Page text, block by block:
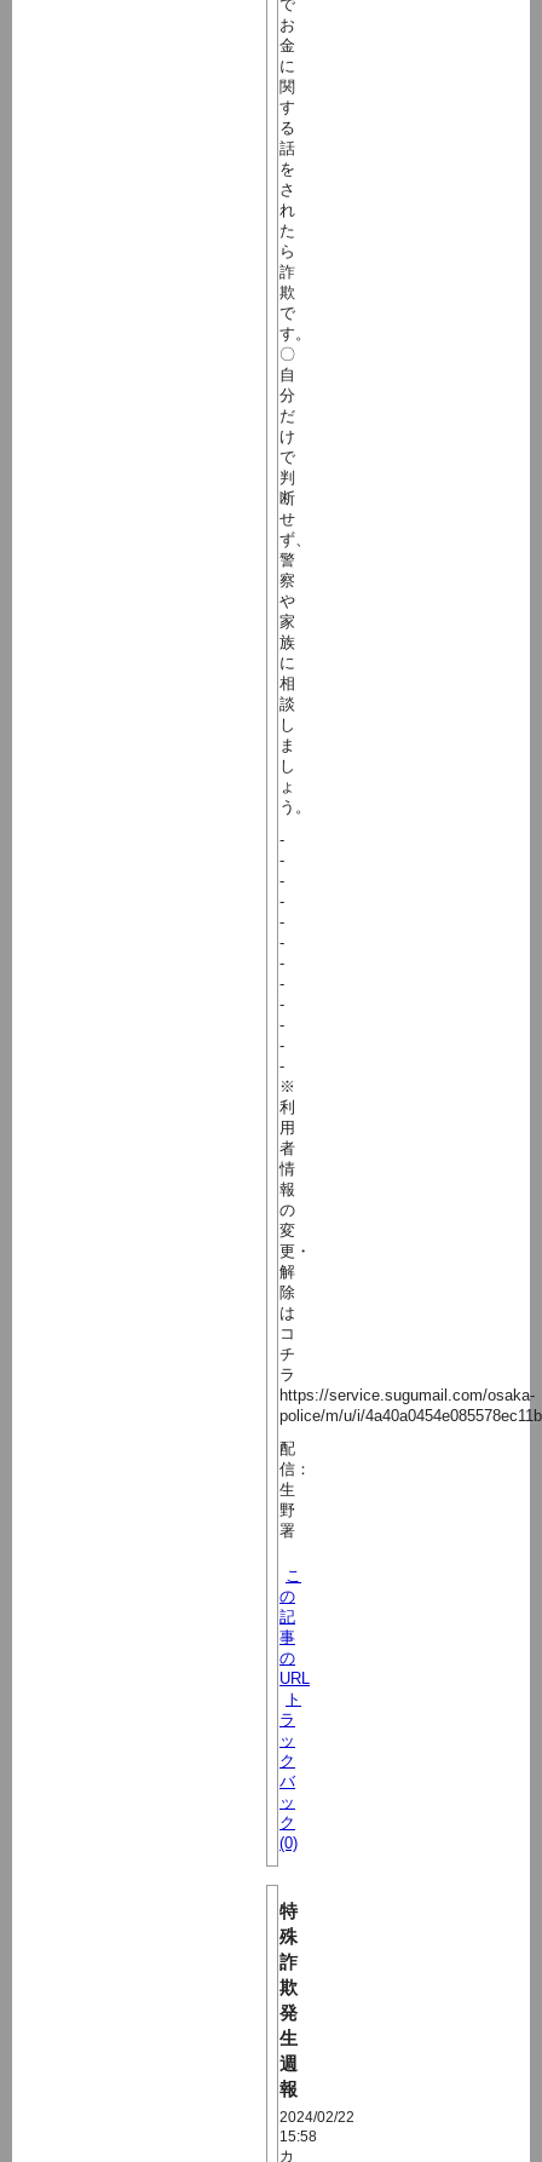
で
お
金
に
関
す
る
話
を
さ
れ
た
ら
詐
欺
で
す。
〇
自
分
だ
け
で
判
断
せ
ず、
警
察
や
家
族
に
相
談
し
ま
し
ょ
う。
-
-
-
-
-
-
-
-
-
-
-
-
※
利
用
者
情
報
の
変
更・
解
除
は
コ
チ
ラ
https://service.sugumail.com/osaka-
police/m/u/i/
配
信：
生
野
署
こ
の
記
事
の
URL
ト
ラ
ッ
ク
バ
ッ
ク
(0)
特
殊
詐
欺
発
生
週
報
2024/02/22
15:58
カ